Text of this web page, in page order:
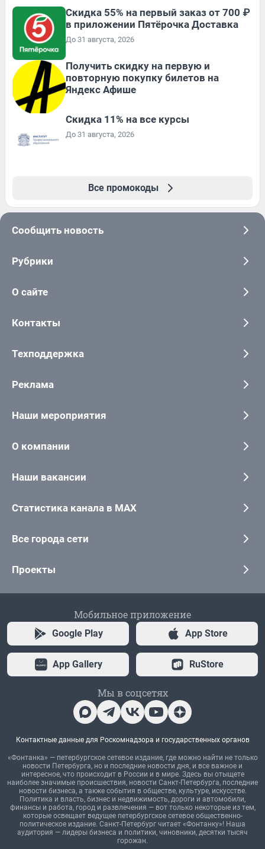
Скидка 55% на первый заказ от 700 ₽
в приложении Пятёрочка Доставка
До 31 августа, 2026
Получить скидку на первую и
повторную покупку билетов на
Яндекс Афише
Скидка 11% на все курсы
До 31 августа, 2026
Все промокоды
Сообщить новость
Рубрики
О сайте
Контакты
Техподдержка
Реклама
Наши мероприятия
О компании
Наши вакансии
Статистика канала в MAX
Все города сети
Проекты
Мобильное приложение
Google Play App Store
App Gallery RuStore
Мы в соцсетях
Контактные данные для Роскомнадзора и государственных органов
«Фонтанка» — петербургское сетевое издание, где можно найти не только
новости Петербурга, но и последние новости дня, и все важное и
интересное, что происходит в России и в мире. Здесь вы отыщете
наиболее значимые происшествия, новости Санкт-Петербурга, последние
новости бизнеса, а также события в обществе, культуре, искусстве.
Политика и власть, бизнес и недвижимость, дороги и автомобили,
финансы и работа, город и развлечения — вот только некоторые из тем,
которые освещает ведущее петербургское сетевое общественно-
политическое издание. Санкт-Петербург читает «Фонтанку»! Наша
аудитория — лидеры бизнеса и политики, чиновники, десятки тысяч
горожан.